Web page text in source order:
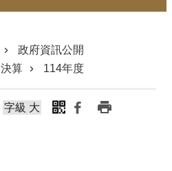
政府資訊公開
決算 114年度
字級 大